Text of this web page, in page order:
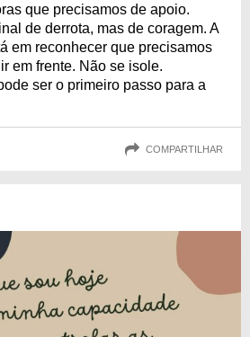
que precisamos de apoio.
de derrota, mas de coragem. A
em reconhecer que precisamos
em frente. Não se isole.
ser o primeiro passo para a
COMPARTILHAR